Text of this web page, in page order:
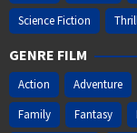
Science Fiction
GENRE FILM
Action Adventure
Family
Fantasy